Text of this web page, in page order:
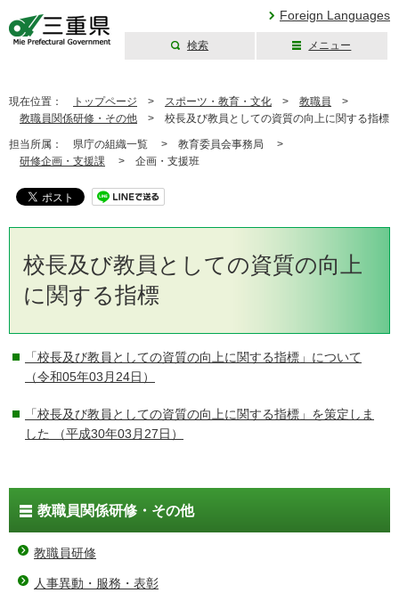
Foreign Languages
検索 メニュー
現在位置： トップページ > スポーツ・教育・文化 > 教職員 >
教職員関係研修・その他 > 校長及び教員としての資質の向上に関する指標
担当所属： 県庁の組織一覧 > 教育委員会事務局 >
研修企画・支援課 > 企画・支援班
校長及び教員としての資質の向上
に関する指標
「校長及び教員としての資質の向上に関する指標」について
（令和05年03月24日）
「校長及び教員としての資質の向上に関する指標」を策定しま
した
（平成30年03月27日）
教職員関係研修・その他
教職員研修
人事異動・服務・表彰